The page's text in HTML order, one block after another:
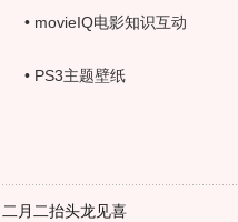
• movieIQ电影知识互动
• PS3主题壁纸
二月二抬头龙见喜